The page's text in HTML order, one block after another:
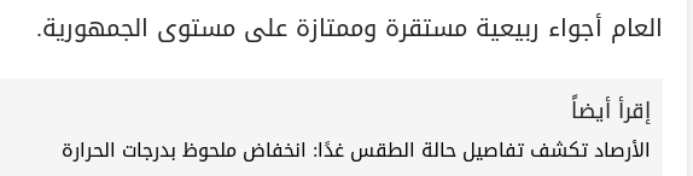
العام أجواء ربيعية مستقرة وممتازة على مستوى الجمهورية.
إقرأ أيضاً
الأرصاد تكشف تفاصيل حالة الطقس غدًا: انخفاض ملحوظ بدرجات الحرارة